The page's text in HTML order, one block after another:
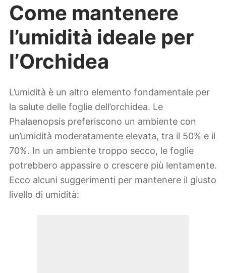
Come mantenere
l’umidità ideale per
l’Orchidea
L’umidità è un altro elemento fondamentale per
la salute delle foglie dell’orchidea. Le
Phalaenopsis preferiscono un ambiente con
un’umidità moderatamente elevata, tra il 50% e il
70%. In un ambiente troppo secco, le foglie
potrebbero appassire o crescere più lentamente.
Ecco alcuni suggerimenti per mantenere il giusto
livello di umidità: